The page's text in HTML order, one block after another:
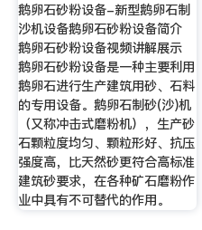
鹅卵石砂粉设备-新型鹅卵石制
沙机设备鹅卵石砂粉设备简介
鹅卵石砂粉设备视频讲解展示
鹅卵石砂粉设备是一种主要利用
鹅卵石进行生产建筑用砂、石料
的专用设备。鹅卵石制砂(沙)机
（又称冲击式磨粉机），生产砂
石颗粒度均匀、颗粒形好、抗压
强度高，比天然砂更符合高标准
建筑砂要求，在各种矿石磨粉作
业中具有不可替代的作用。